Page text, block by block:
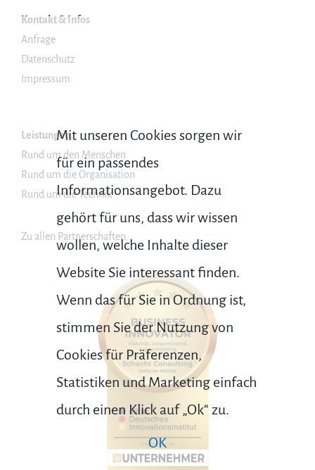
Kontakt & Infos
Anfrage
Datenschutz
Impressum
Leistungen
Rund um den Menschen
Rund um die Organisation
Rund um die Technik
Zu allen Partnerschaften…
Mit unseren Cookies sorgen wir
für ein passendes
Informationsangebot. Dazu
gehört für uns, dass wir wissen
wollen, welche Inhalte dieser
Website Sie interessant finden.
Wenn das für Sie in Ordnung ist,
stimmen Sie der Nutzung von
Cookies für Präferenzen,
Statistiken und Marketing einfach
durch einen Klick auf „Ok“ zu.
OK